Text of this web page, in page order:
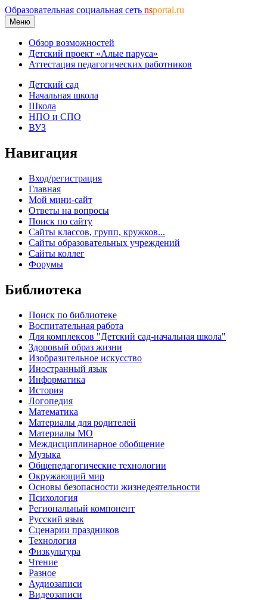
Образовательная социальная сеть nsportal.ru
Меню
Обзор возможностей
Детский проект «Алые паруса»
Аттестация педагогических работников
Детский сад
Начальная школа
Школа
НПО и СПО
ВУЗ
Навигация
Вход/регистрация
Главная
Мой мини-сайт
Ответы на вопросы
Поиск по сайту
Сайты классов, групп, кружков...
Сайты образовательных учреждений
Сайты коллег
Форумы
Библиотека
Поиск по библиотеке
Воспитательная работа
Для комплексов "Детский сад-начальная школа"
Здоровый образ жизни
Изобразительное искусство
Иностранный язык
Информатика
История
Логопедия
Математика
Материалы для родителей
Материалы МО
Междисциплинарное обобщение
Музыка
Общепедагогические технологии
Окружающий мир
Основы безопасности жизнедеятельности
Психология
Региональный компонент
Русский язык
Сценарии праздников
Технология
Физкультура
Чтение
Разное
Аудиозаписи
Видеозаписи